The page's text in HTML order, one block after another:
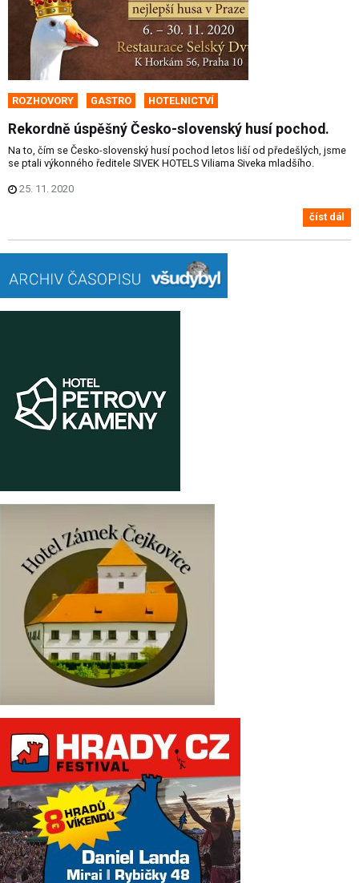
ROZHOVORY GASTRO HOTELNICTVÍ
Rekordně úspěšný Česko-slovenský husí pochod.
Na to, čím se Česko-slovenský husí pochod letos liší od předešlých, jsme
se ptali výkonného ředitele SIVEK HOTELS Viliama Siveka mladšího.
25. 11. 2020
číst dál